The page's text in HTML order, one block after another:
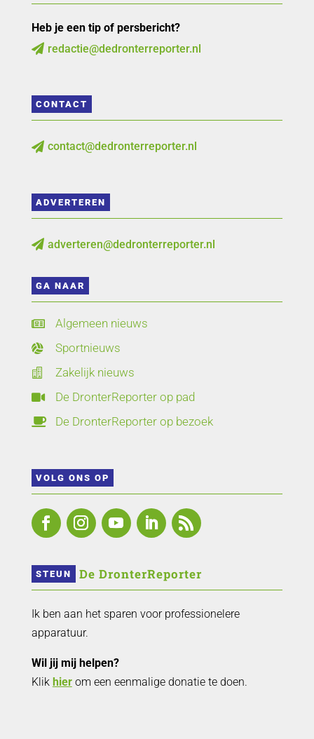
Heb je een tip of persbericht?
 redactie@dedronterreporter.nl
CONTACT
 contact@dedronterreporter.nl
ADVERTEREN
 adverteren@dedronterreporter.nl
GA NAAR
 Algemeen nieuws
 Sportnieuws
 Zakelijk nieuws
 De DronterReporter op pad
 De DronterReporter op bezoek
VOLG ONS OP
STEUN De DronterReporter
Ik ben aan het sparen voor professionelere
apparatuur.
Wil jij mij helpen?
Klik hierom een eenmalige donatie te doen.